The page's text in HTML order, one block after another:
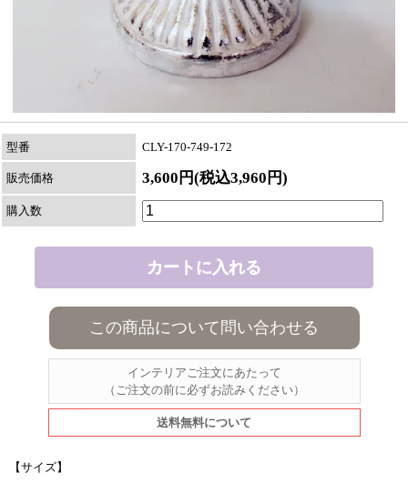
型番 CLY-170-749-172
販売価格 3,600円(税込3,960円)
購入数
この商品について問い合わせる
インテリアご注文にあたって
（ご注文の前に必ずお読みください）
送料無料について
【サイズ】